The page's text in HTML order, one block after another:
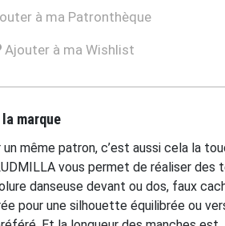
à ma Patronthèque
Ajouter à ma Wishlist
marque
même patron, c’est aussi cela la
vous permet de réaliser des
danseuse devant ou dos, faux
pour une silhouette équilibrée ou